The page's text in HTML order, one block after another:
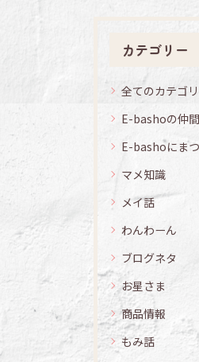
カテゴリー
全てのカテゴ
E-bashoの仲
E-bashoにま
マメ知識
メイ話
わんわーん
ブログネタ
お星さま
商品情報
もみ話